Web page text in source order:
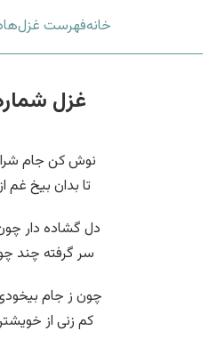
خانهفهرست غزل‌ها
غزل شماره
نوش کن جام
تا بدان بیخ غم
دل گشاده دار
سر گرفته چند
چون ز جام
کم زنی از